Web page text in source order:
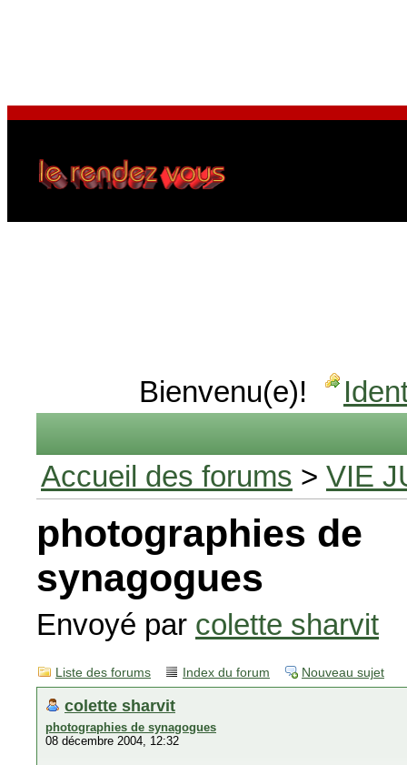
Bienvenu(e)!
Accueil des forums > VIE
photographies de
synagogues
Envoyé par colette sharvit
Liste des forums Index du forum Nouveau sujet
colette sharvit
photographies de synagogues
08 décembre 2004, 12:32